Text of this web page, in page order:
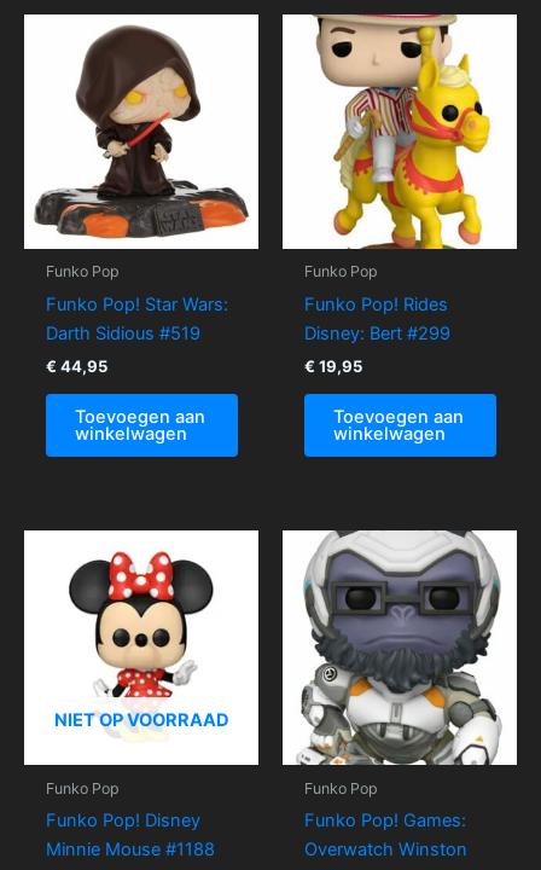
Funko Pop
Funko Pop! Star Wars:
Darth Sidious #519
€ 44,95
Toevoegen aan
winkelwagen
Funko Pop
Funko Pop! Rides
Disney: Bert #299
€ 19,95
Toevoegen aan
winkelwagen
NIET OP VOORRAAD
Funko Pop
Funko Pop! Disney
Minnie Mouse #1188
Funko Pop
Funko Pop! Games:
Overwatch Winston